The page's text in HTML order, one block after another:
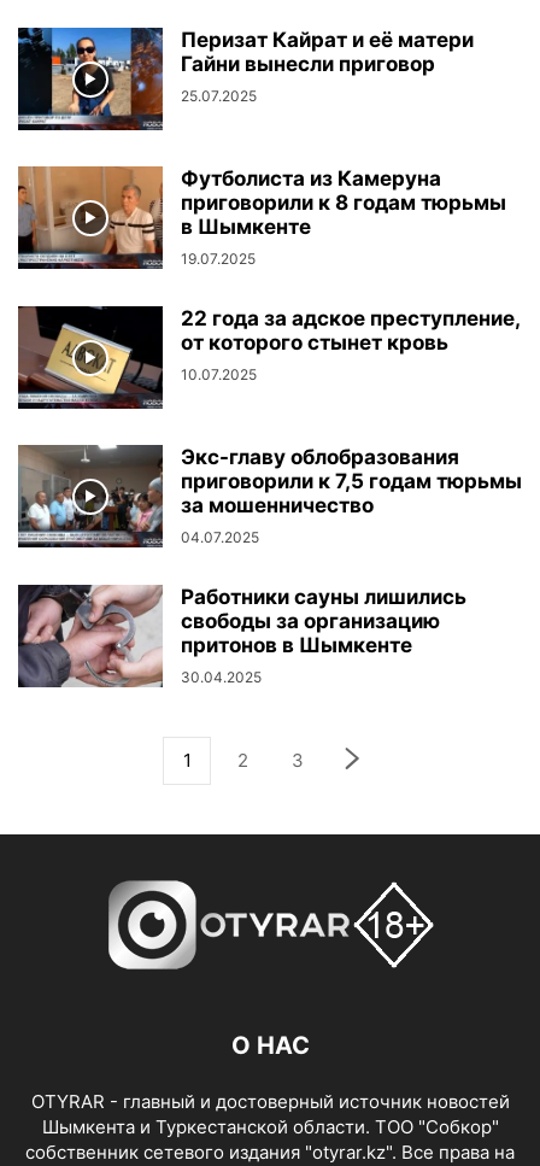
Перизат Кайрат и её матери
Гайни вынесли приговор
25.07.2025
Футболиста из Камеруна
приговорили к 8 годам тюрьмы
в Шымкенте
19.07.2025
22 года за адское преступление,
от которого стынет кровь
10.07.2025
Экс-главу облобразования
приговорили к 7,5 годам тюрьмы
за мошенничество
04.07.2025
Работники сауны лишились
свободы за организацию
притонов в Шымкенте
30.04.2025
1 2 3
О НАС
OTYRAR - главный и достоверный источник новостей
Шымкента и Туркестанской области. ТОО "Собкор"
собственник сетевого издания "otyrar.kz". Все права на